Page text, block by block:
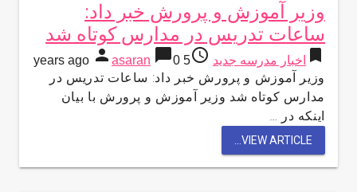
وزیر آموزش و پرورش خبر داد:
ساعات تدریس در مدارس کوتاه شد
bookmark اخبار مدرسه جدید access_time
5 years ago
person asaran chat_bubble0
وزیر آموزش و پرورش خبر داد: ساعات تدریس در
مدارس کوتاه شد وزیر آموزش و پرورش با بیان
اینکه در …
VIEW ARTICLE...